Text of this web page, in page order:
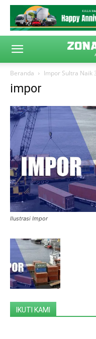
Beranda Impor Sultra Naik
impor
Ilustrasi Impor
IKUTI KAMI